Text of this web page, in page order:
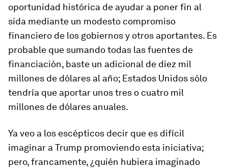
oportunidad histórica de ayudar a poner fin al
sida mediante un modesto compromiso
financiero de los gobiernos y otros aportantes. Es
probable que sumando todas las fuentes de
financiación, baste un adicional de diez mil
millones de dólares al año; Estados Unidos sólo
tendría que aportar unos tres o cuatro mil
millones de dólares anuales.
Ya veo a los escépticos decir que es difícil
imaginar a Trump promoviendo esta iniciativa;
pero, francamente, ¿quién hubiera imaginado